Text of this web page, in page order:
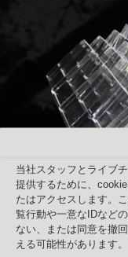
当社スタッフとライブ
提供するために、
たはアクセスします。
覧行動や一意なIDなど
ない、または同意を撤
える可能性があります。
端材工房 クリア
Search